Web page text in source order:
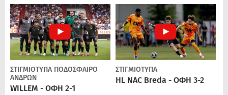
ΣΤΙΓΜΙΟΤΥΠΑ ΠΟΔΌΣΦΑΙΡΟ
ΑΝΔΡΏΝ
WILLEM - ΟΦΗ 2-1
ΣΤΙΓΜΙΟΤΥΠΑ
HL NAC Breda - ΟΦΗ 3-2